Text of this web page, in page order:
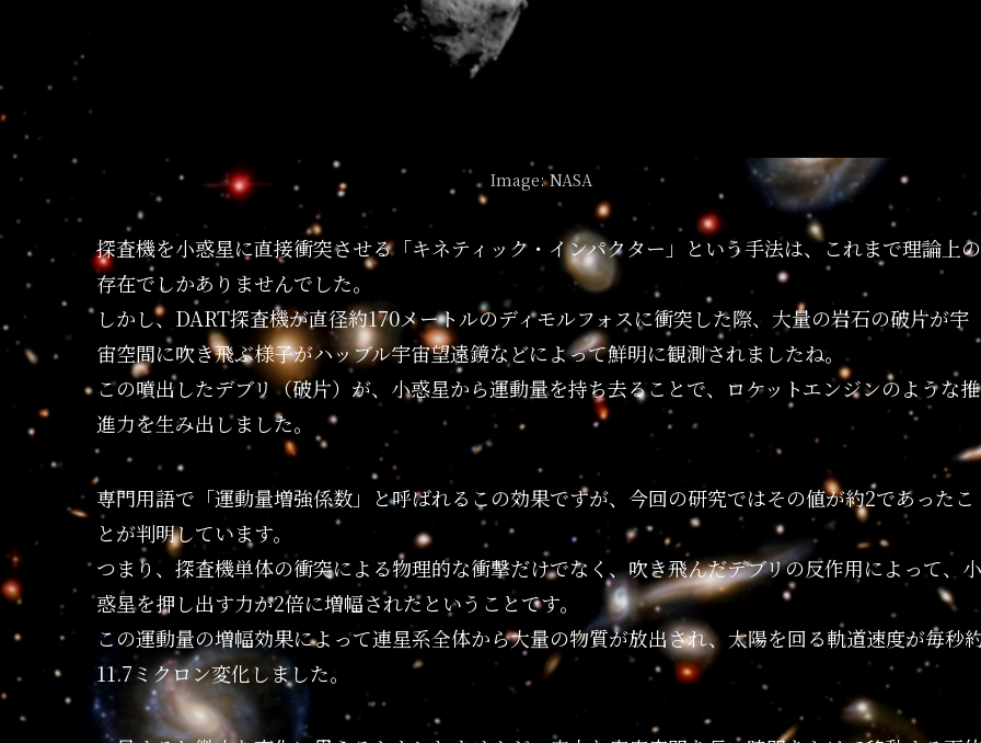
Image: NASA
探査機を小惑星に直接衝突させる「キネティック・インパクター」という手法は、これまで理論上の
存在でしかありませんでした。
しかし、DART探査機が直径約170メートルのディモルフォスに衝突した際、大量の岩石の破片が宇
宙空間に吹き飛ぶ様子がハッブル宇宙望遠鏡などによって鮮明に観測されましたね。
この噴出したデブリ（破片）が、小惑星から運動量を持ち去ることで、ロケットエンジンのような推
進力を生み出しました。
専門用語で「運動量増強係数」と呼ばれるこの効果ですが、今回の研究ではその値が約2であったこ
とが判明しています。
つまり、探査機単体の衝突による物理的な衝撃だけでなく、吹き飛んだデブリの反作用によって、小
惑星を押し出す力が2倍に増幅されたということです。
この運動量の増幅効果によって連星系全体から大量の物質が放出され、太陽を回る軌道速度が毎秒
11.7ミクロン変化しました。